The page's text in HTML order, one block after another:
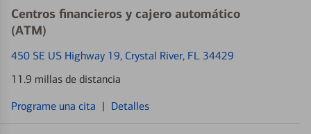
Centros financieros y cajero automático
(ATM)
450 SE US Highway 19, Crystal River, FL 34429
11.9 millas de distancia
Programe una cita | Detalles